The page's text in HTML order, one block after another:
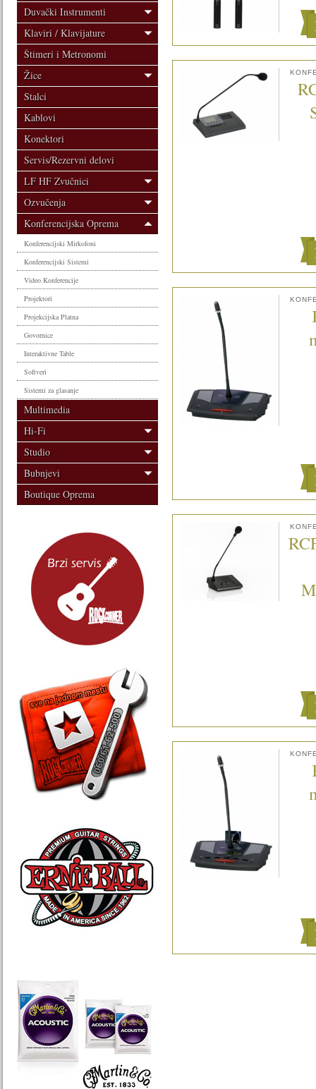
Duvački Instrumenti
Klaviri / Klavijature
Štimeri i Metronomi
Žice
Stalci
Kablovi
Konektori
Servis/Rezervni delovi
LF HF Zvučnici
Ozvučenja
Konferencijska Oprema
Konferencijski Mirkofoni
Konferencijski Sistemi
Video Konferencije
Projektori
Projekcijska Platna
Govornice
Interaktivne Table
Softveri
Sistemi za glasanje
Multimedia
Hi-Fi
Studio
Bubnjevi
Boutique Oprema